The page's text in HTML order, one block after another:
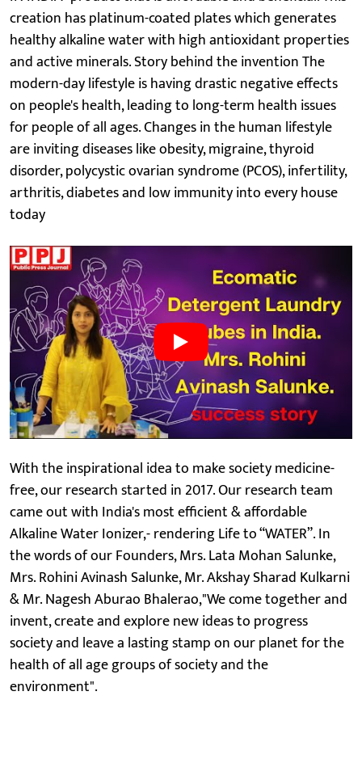
creation has platinum-coated plates which generates
healthy alkaline water with high antioxidant properties
and active minerals. Story behind the invention The
modern-day lifestyle is having drastic negative effects
on people's health, leading to long-term health issues
for people of all ages. Changes in the human lifestyle
are inviting diseases like obesity, migraine, thyroid
disorder, polycystic ovarian syndrome (PCOS), infertility,
arthritis, diabetes and low immunity into every house
today
With the inspirational idea to make society medicine-
free, our research started in 2017. Our research team
came out with India's most efficient & affordable
Alkaline Water Ionizer,- rendering Life to “WATER”. In
the words of our Founders, Mrs. Lata Mohan Salunke,
Mrs. Rohini Avinash Salunke, Mr. Akshay Sharad Kulkarni
& Mr. Nagesh Aburao Bhalerao,"We come together and
invent, create and explore new ideas to progress
society and leave a lasting stamp on our planet for the
health of all age groups of society and the
environment".